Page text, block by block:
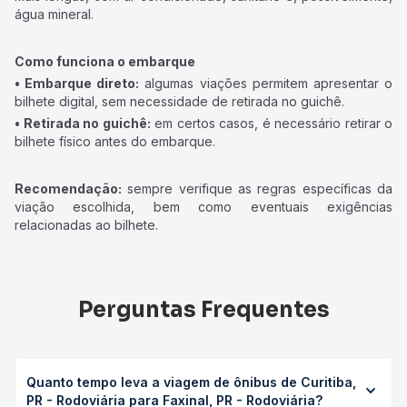
água mineral.
Como funciona o embarque
• Embarque direto: algumas viações permitem apresentar o
bilhete digital, sem necessidade de retirada no guichê.
• Retirada no guichê: em certos casos, é necessário retirar o
bilhete físico antes do embarque.
Recomendação: sempre verifique as regras específicas da
viação escolhida, bem como eventuais exigências
relacionadas ao bilhete.
Perguntas Frequentes
Quanto tempo leva a viagem de ônibus de Curitiba,
PR - Rodoviária para Faxinal, PR - Rodoviária?